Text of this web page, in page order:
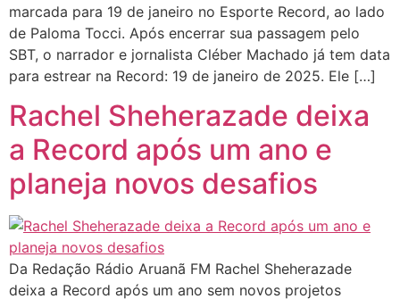
marcada para 19 de janeiro no Esporte Record, ao lado
de Paloma Tocci. Após encerrar sua passagem pelo
SBT, o narrador e jornalista Cléber Machado já tem data
para estrear na Record: 19 de janeiro de 2025. Ele […]
Rachel Sheherazade deixa
a Record após um ano e
planeja novos desafios
Da Redação Rádio Aruanã FM Rachel Sheherazade
deixa a Record após um ano sem novos projetos